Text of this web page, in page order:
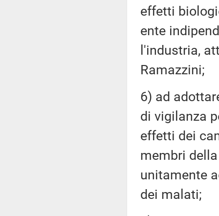
effetti
ente
l'industria,
Ramazzini;
6) ad
di vigilanza
effetti dei
membri
unitamente
dei malati;